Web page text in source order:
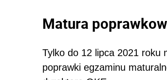
Matura
Tylko do 12 lipca 2021 roku
poprawki egzaminu